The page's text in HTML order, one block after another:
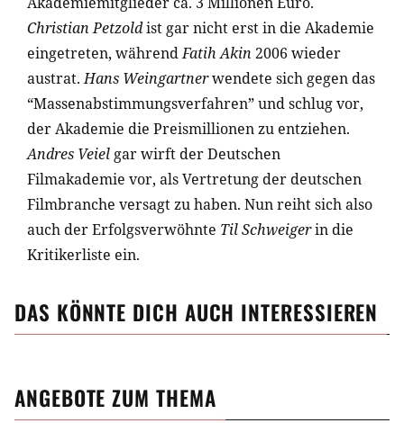
Christian Petzoldist gar nicht erst in die Akademie
eingetreten, währendFatih Akin 2006 wieder
austrat.Hans Weingartnerwendete sich gegen das
“Massenabstimmungsverfahren” und schlug vor,
der Akademie die Preismillionen zu entziehen.
Andres Veiel gar wirft der Deutschen
Filmakademie vor, als Vertretung der deutschen
Filmbranche versagt zu haben. Nun reiht sich also
auch der Erfolgsverwöhnte Til Schweigerin die
Kritikerliste ein.
DAS KÖNNTE DICH AUCH INTERESSIEREN
ANGEBOTE ZUM THEMA